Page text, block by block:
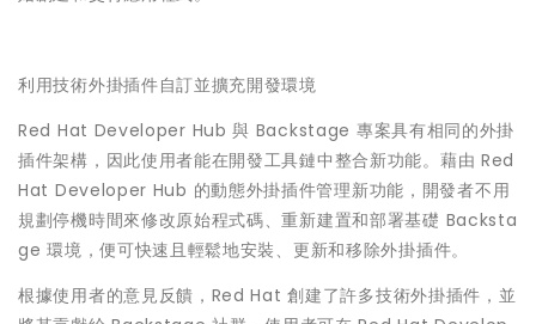
利用技術外掛插件自訂並擴充開發環境
Red Hat Developer Hub 與 Backstage 專案具有相同的外掛
插件架構，因此使用者能在開發工具鏈中整合新功能。藉由 Red
Hat Developer Hub 的動態外掛插件管理新功能，開發者不用
規劃停機時間來修改原始程式碼、重新建置和部署基礎 Backsta
ge 環境，便可快速且輕鬆地安裝、更新和移除外掛插件。
根據使用者的意見反饋，Red Hat 創建了許多技術外掛插件，並